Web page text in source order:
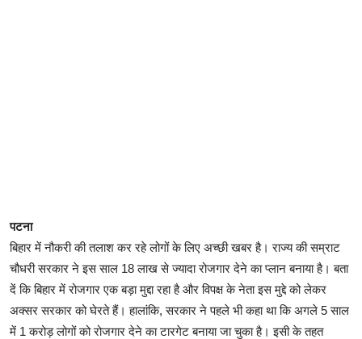
पटना
बिहार में नौकरी की तलाश कर रहे लोगों के लिए अच्छी खबर है। राज्य की सम्राट
चौधरी सरकार ने इस साल 18 लाख से ज्यादा रोजगार देने का प्लान बनाया है। बता
दें कि बिहार में रोजगार एक बड़ा मुद्दा रहा है और विपक्ष के नेता इस मुद्दे को लेकर
अक्सर सरकार को घेरते हैं। हालांकि, सरकार ने पहले भी कहा था कि अगले 5 साल
में 1 करोड़ लोगों को रोजगार देने का टारगेट बनाया जा चुका है। इसी के तहत